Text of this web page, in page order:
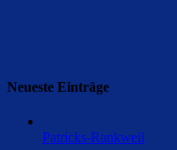
Neueste Einträge
Patricks-Rankweil